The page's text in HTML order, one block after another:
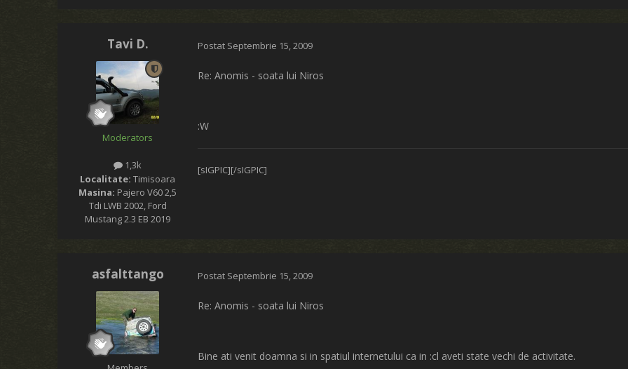
Tavi D.
Moderators
1,3k
Localitate: Timisoara
Masina: Pajero V60 2,5
Tdi LWB 2002, Ford
Mustang 2.3 EB 2019
Postat Septembrie 15, 2009
Re: Anomis - soata lui Niros
:W
[sIGPIC][/sIGPIC]
asfalttango Postat Septembrie 15, 2009
Re: Anomis - soata lui Niros
Bine ati venit doamna si in spatiul internetului ca in :cl aveti state vechi de activitate.